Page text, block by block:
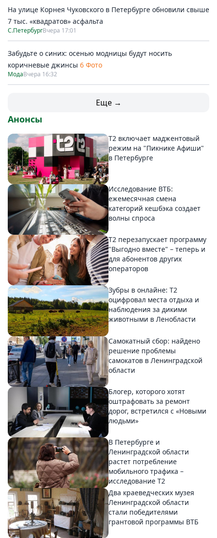
На улице Корнея Чуковского в Петербурге обновили свыше
7 тыс. «квадратов» асфальта
С.ПетербургВчера 17:01
Забудьте о синих: осенью модницы будут носить
коричневые джинсы 6 Фото
МодаВчера 16:32
Еще →
Анонсы
Т2 включает маджентовый
режим на "Пикнике Афиши"
в Петербурге
Исследование ВТБ:
ежемесячная смена
категорий кешбэка создает
волны спроса
Т2 перезапускает программу
"Выгодно вместе" – теперь и
для абонентов других
операторов
Зубры в онлайне: Т2
оцифровал места отдыха и
наблюдения за дикими
животными в Ленобласти
Самокатный сбор: найдено
решение проблемы
самокатов в Ленинградской
области
Блогер, которого хотят
оштрафовать за ремонт
дорог, встретился с «Новыми
людьми»
В Петербурге и
Ленинградской области
растет потребление
мобильного трафика –
исследование T2
Два краеведческих музея
Ленинградской области
стали победителями
грантовой программы ВТБ